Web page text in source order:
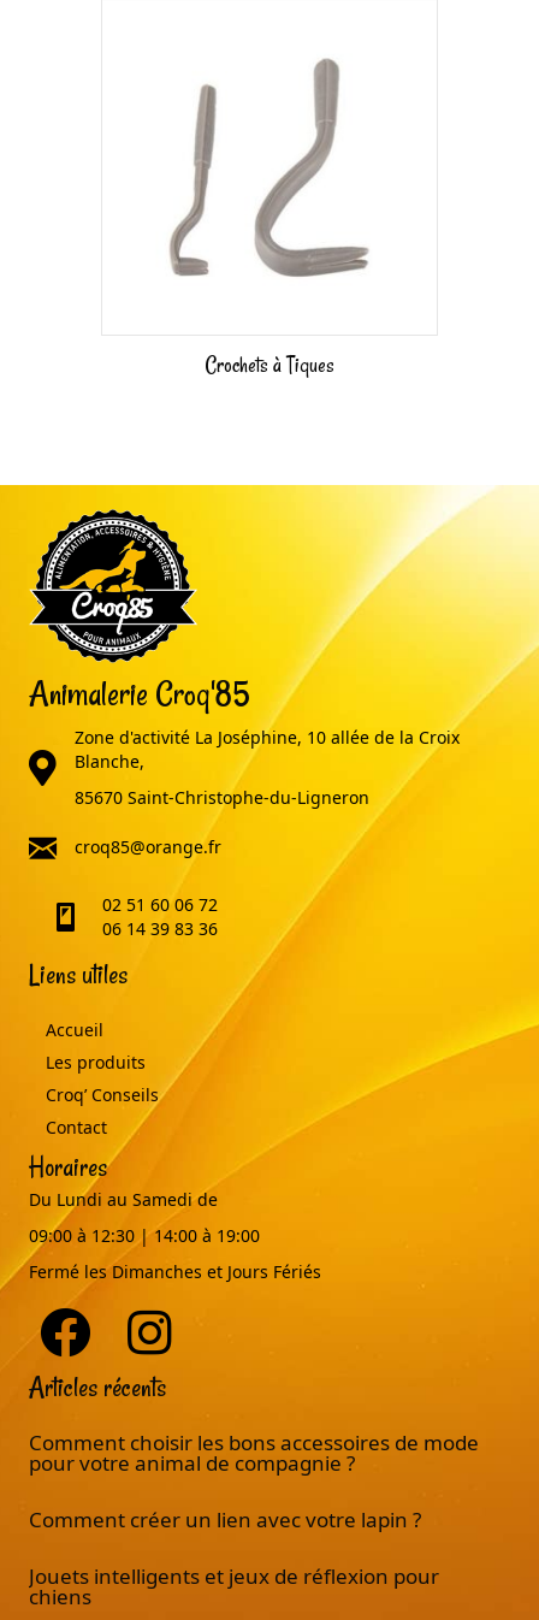
Crochets à Tiques
Animalerie Croq'85
adresse
Zone d'activité La Joséphine, 10 allée de la Croix
Blanche,
85670 Saint-Christophe-du-Ligneron
email
croq85@orange.fr
telephone02 51 60 06 72
06 14 39 83 36
Liens utiles
Accueil
Les produits
Croq’ Conseils
Contact
Horaires
Du Lundi au Samedi de
09:00 à 12:30 | 14:00 à 19:00
Fermé les Dimanches et Jours Fériés
Articles récents
Comment choisir les bons accessoires de mode
pour votre animal de compagnie ?
Comment créer un lien avec votre lapin ?
Jouets intelligents et jeux de réflexion pour
chiens